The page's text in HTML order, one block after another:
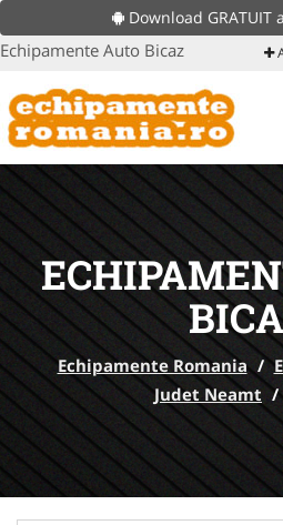
Download GRATUIT
Echipamente Auto Bicaz
Echipamente Romania /
Judet Neamt /